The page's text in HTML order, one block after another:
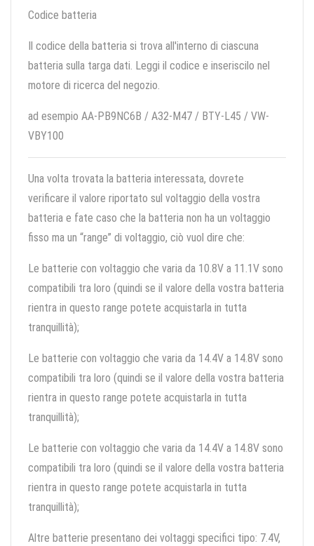
Codice batteria
Il codice della batteria si trova all'interno di ciascuna
batteria sulla targa dati. Leggi il codice e inseriscilo nel
motore di ricerca del negozio.
ad esempio AA-PB9NC6B / A32-M47 / BTY-L45 / VW-
VBY100
Una volta trovata la batteria interessata, dovrete
verificare il valore riportato sul voltaggio della vostra
batteria e fate caso che la batteria non ha un voltaggio
fisso ma un “range” di voltaggio, ciò vuol dire che:
Le batterie con voltaggio che varia da 10.8V a 11.1V sono
compatibili tra loro (quindi se il valore della vostra batteria
rientra in questo range potete acquistarla in tutta
tranquillità);
Le batterie con voltaggio che varia da 14.4V a 14.8V sono
compatibili tra loro (quindi se il valore della vostra batteria
rientra in questo range potete acquistarla in tutta
tranquillità);
Le batterie con voltaggio che varia da 14.4V a 14.8V sono
compatibili tra loro (quindi se il valore della vostra batteria
rientra in questo range potete acquistarla in tutta
tranquillità);
Altre batterie presentano dei voltaggi specifici tipo: 7.4V,